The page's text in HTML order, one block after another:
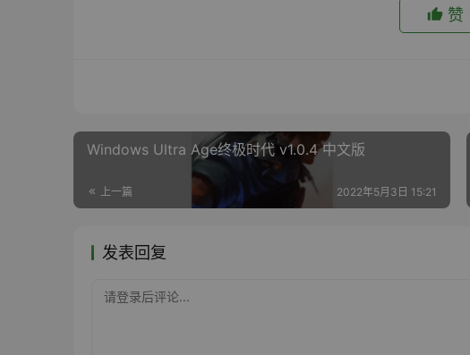
赞
Windows Ultra Age终极时代 v1.0.4 中文版
上一篇 2022年5月3日 15:21
发表回复
请登录后评论...